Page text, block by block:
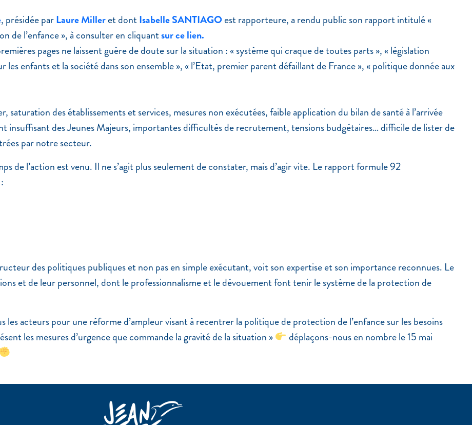
, présidée parLaure Milleret dont Isabelle SANTIAGOest rapporteure, a rendu public son rapport intitulé «
de l’enfance », à consulter en cliquantsur ce lien.
pages ne laissent guère de doute sur la situation : « système qui craque de toutes parts », « législation
les enfants et la société dans son ensemble », « l’Etat, premier parent défaillant de France », « politique donnée aux
saturation des établissements et services, mesures non exécutées, faible application du bilan de santé à l’arrivée
insuffisant des Jeunes Majeurs, importantes difficultés de recrutement, tensions budgétaires… difficile de lister de
par notre secteur.
de l’action est venu. Il ne s’agit plus seulement de constater, mais d’agir vite. Le rapport formule 92
des politiques publiques et non pas en simple exécutant, voit son expertise et son importance reconnues. Le
et de leur personnel, dont le professionnalisme et le dévouement font tenir le système de la protection de
les acteurs pour une réforme d’ampleur visant à recentrer la politique de protection de l’enfance sur les besoins
les mesures d’urgence que commande la gravité de la situation »
déplaçons-nous en nombre le 15 mai